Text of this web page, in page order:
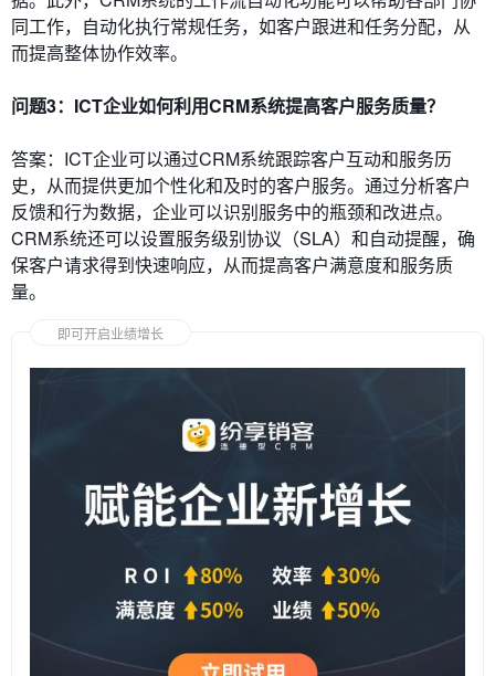
同工作，自动化执行常规任务，如客户跟进和任务分配，从
而提高整体协作效率。
问题3：ICT企业如何利用CRM系统提高客户服务质量？
答案：ICT企业可以通过CRM系统跟踪客户互动和服务历
史，从而提供更加个性化和及时的客户服务。通过分析客户
反馈和行为数据，企业可以识别服务中的瓶颈和改进点。
CRM系统还可以设置服务级别协议（SLA）和自动提醒，确
保客户请求得到快速响应，从而提高客户满意度和服务质
量。
即可开启业绩增长